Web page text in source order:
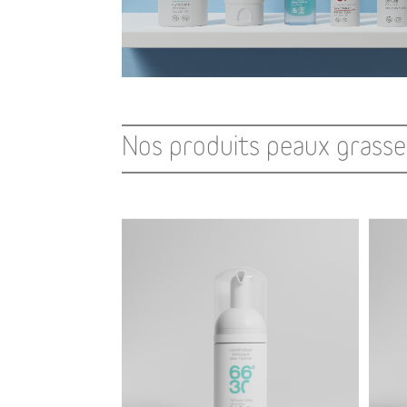
Nos produits peaux